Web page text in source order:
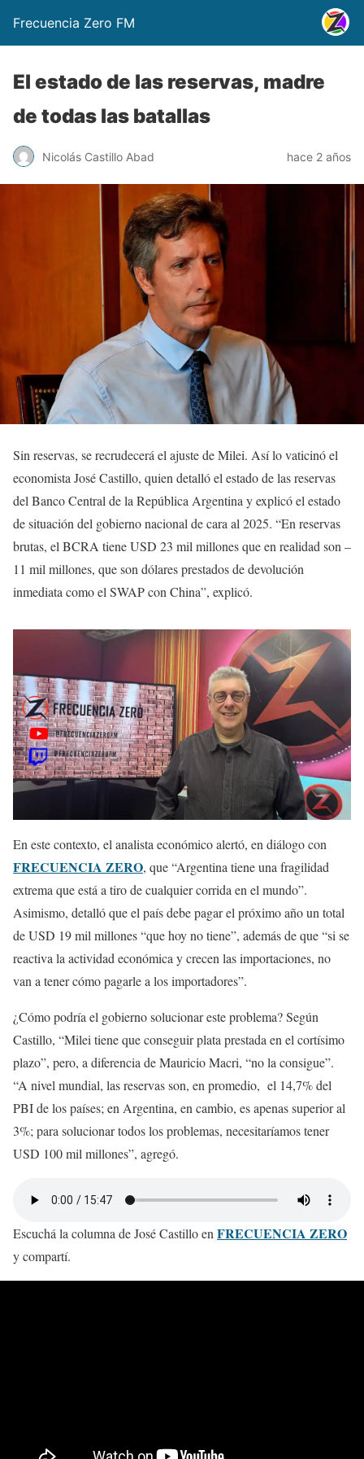
Frecuencia Zero FM
El estado de las reservas, madre
de todas las batallas
Nicolás Castillo Abad hace 2 años
Sin reservas, se recrudecerá el ajuste de Milei. Así lo vaticinó el
economista José Castillo, quien detalló el estado de las reservas
del Banco Central de la República Argentina y explicó el estado
de situación del gobierno nacional de cara al 2025. “En reservas
brutas, el BCRA tiene USD 23 mil millones que en realidad son –
11 mil millones, que son dólares prestados de devolución
inmediata como el SWAP con China”, explicó.
En este contexto, el analista económico alertó, en diálogo con
FRECUENCIA ZERO, que “Argentina tiene una fragilidad
extrema que está a tiro de cualquier corrida en el mundo”.
Asimismo, detalló que el país debe pagar el próximo año un total
de USD 19 mil millones “que hoy no tiene”, además de que “si se
reactiva la actividad económica y crecen las importaciones, no
van a tener cómo pagarle a los importadores”.
¿Cómo podría el gobierno solucionar este problema? Según
Castillo, “Milei tiene que conseguir plata prestada en el cortísimo
plazo”, pero, a diferencia de Mauricio Macri, “no la consigue”.
“A nivel mundial, las reservas son, en promedio, el 14,7% del
PBI de los países; en Argentina, en cambio, es apenas superior al
3%; para solucionar todos los problemas, necesitaríamos tener
USD 100 mil millones”, agregó.
Escuchá la columna de José Castillo en FRECUENCIA ZERO
y compartí.